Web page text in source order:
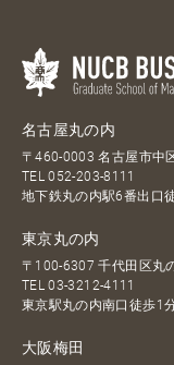
名古屋丸の内
〒460-0003 名古屋市中
TEL052-203-8111
地下鉄丸の内駅6番出口
東京丸の内
〒100-6307 千代田区丸
TEL03-3212-4111
東京駅丸の内南口徒歩1
大阪梅田